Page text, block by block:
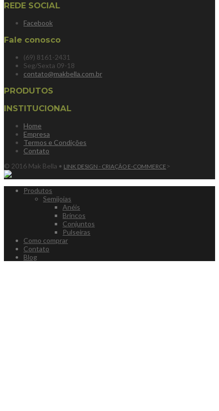
REDE SOCIAL
Facebook
Fale conosco
(69) 8161-2431
Seg/Sexta 09-18
contato@makbella.com.br
PRODUTOS
INSTITUCIONAL
Home
Empresa
Termos e Condições
Contato
© 2016 Mak Bella • LINK DESIGN - CRIAÇÃO E-COMMERCE >
Produtos
Semijoias
Anéis
Brincos
Conjuntos
Pulseiras
Como comprar
Contato
Blog